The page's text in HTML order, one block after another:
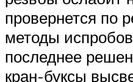
провернется по
методы
последнее
кран-буксы